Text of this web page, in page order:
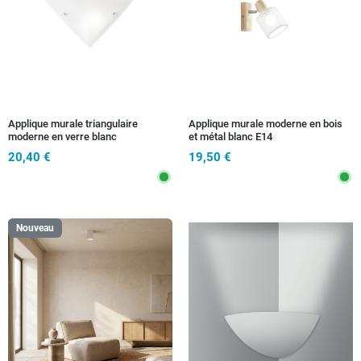
Applique murale triangulaire
moderne en verre blanc
20,40 €
Applique murale moderne en bois
et métal blanc E14
19,50 €
Nouveau